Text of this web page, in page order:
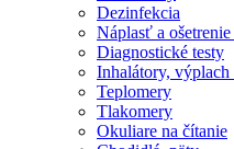
Dezinfekcia
Náplasť a ošetrenie
Diagnostické testy
Inhalátory, výplach
Teplomery
Tlakomery
Okuliare na čítanie